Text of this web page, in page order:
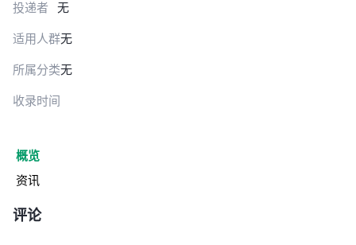
投递者 无
适用人群无
所属分类无
收录时间
概览
资讯
评论